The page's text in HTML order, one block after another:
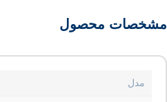
مشخصات محصول
مدل